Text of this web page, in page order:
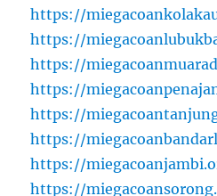
https://
https://
https://
https://
https://
https://
https://
https://